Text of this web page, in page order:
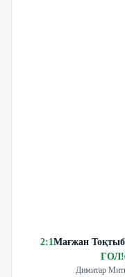
2:1Мағжан
ГОЛ!
Димитар